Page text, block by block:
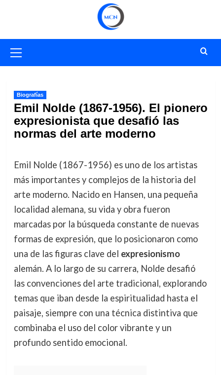
primario
Biografías
Emil Nolde (1867-1956). El pionero
expresionista que desafió las
normas del arte moderno
Emil Nolde (1867-1956) es uno de los artistas
más importantes y complejos de la historia del
arte moderno. Nacido en Hansen, una pequeña
localidad alemana, su vida y obra fueron
marcadas por la búsqueda constante de nuevas
formas de expresión, que lo posicionaron como
una de las figuras clave del expresionismo
alemán. A lo largo de su carrera, Nolde desafió
las convenciones del arte tradicional, explorando
temas que iban desde la espiritualidad hasta el
paisaje, siempre con una técnica distintiva que
combinaba el uso del color vibrante y un
profundo sentido emocional.